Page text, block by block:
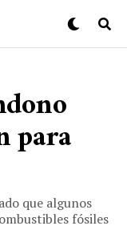
para
que algunos
fósiles